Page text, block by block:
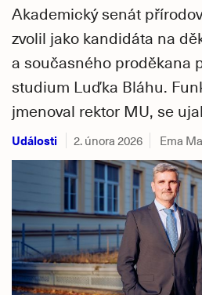
Akademický senát
zvolil jako kandidáta na
a současného proděkana
studium Luďka Bláhu.
jmenoval rektor MU, se
Události 2. února 2026 Ema